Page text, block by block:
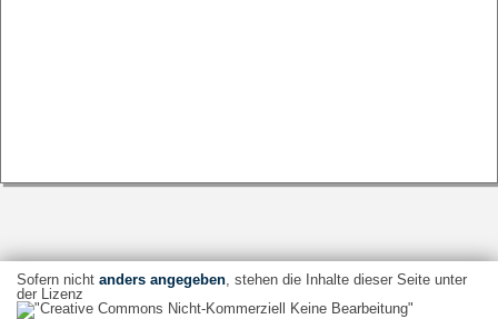
Sofern nicht anders angegeben, stehen die Inhalte dieser Seite unter
der Lizenz